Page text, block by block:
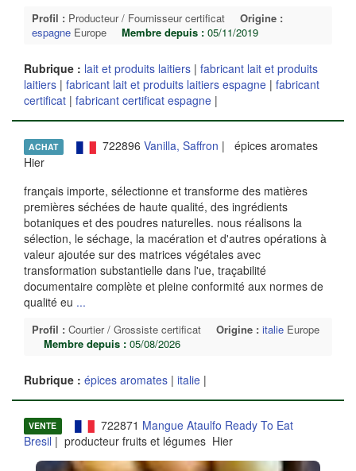
Profil : Producteur / Fournisseur certificat
Origine :
espagne Europe Membre depuis : 05/11/2019
Rubrique : lait et produits laitiers | fabricant lait et produits
laitiers | fabricant lait et produits laitiers espagne | fabricant
certificat | fabricant certificat espagne |
ACHAT 722896 Vanilla, Saffron | épices aromates
Hier
français importe, sélectionne et transforme des matières
premières séchées de haute qualité, des ingrédients
botaniques et des poudres naturelles. nous réalisons la
sélection, le séchage, la macération et d'autres opérations à
valeur ajoutée sur des matrices végétales avec
transformation substantielle dans l'ue, traçabilité
documentaire complète et pleine conformité aux normes de
qualité eu ...
Profil : Courtier / Grossiste certificat Origine : italie Europe
Membre depuis : 05/08/2026
Rubrique : épices aromates | italie |
VENTE 722871 Mangue Ataulfo Ready To Eat
Bresil | producteur fruits et légumes Hier